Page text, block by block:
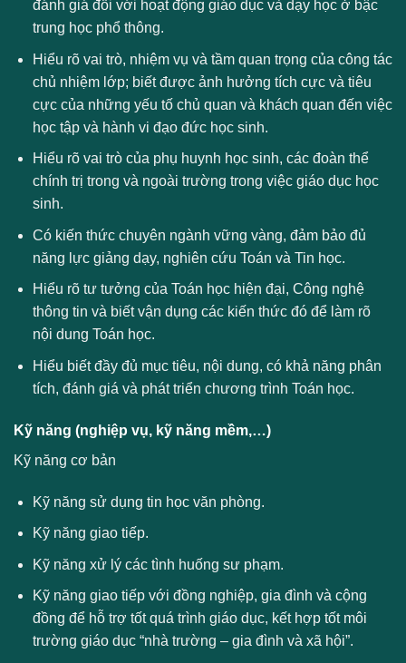
đánh giá đối với hoạt động giáo dục và dạy học ở bậc
trung học phổ thông.
Hiểu rõ vai trò, nhiệm vụ và tầm quan trọng của công tác
chủ nhiệm lớp; biết được ảnh hưởng tích cực và tiêu
cực của những yếu tố chủ quan và khách quan đến việc
học tập và hành vi đạo đức học sinh.
Hiểu rõ vai trò của phụ huynh học sinh, các đoàn thể
chính trị trong và ngoài trường trong việc giáo dục học
sinh.
Có kiến thức chuyên ngành vững vàng, đảm bảo đủ
năng lực giảng dạy, nghiên cứu Toán và Tin học.
Hiểu rõ tư tưởng của Toán học hiện đại, Công nghệ
thông tin và biết vận dụng các kiến thức đó để làm rõ
nội dung Toán học.
Hiểu biết đầy đủ mục tiêu, nội dung, có khả năng phân
tích, đánh giá và phát triển chương trình Toán học.
Kỹ năng (nghiệp vụ, kỹ năng mềm,…)
Kỹ năng cơ bản
Kỹ năng sử dụng tin học văn phòng.
Kỹ năng giao tiếp.
Kỹ năng xử lý các tình huống sư phạm.
Kỹ năng giao tiếp với đồng nghiệp, gia đình và cộng
đồng để hỗ trợ tốt quá trình giáo dục, kết hợp tốt môi
trường giáo dục “nhà trường – gia đình và xã hội”.